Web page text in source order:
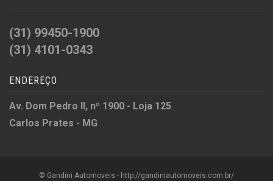
(31) 99450-1900
(31) 4101-0343
ENDEREÇO
Av. Dom Pedro II, nº 1900 - Loja 125
Carlos Prates - MG
© Gandini Automoveis - http://gandiniautomoveis.com.br/